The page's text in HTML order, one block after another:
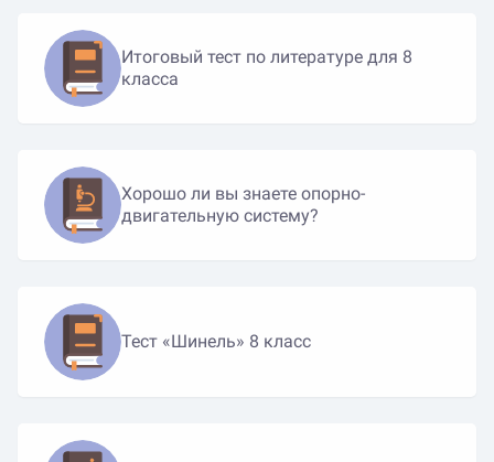
Итоговый тест по литературе для 8
класса
Хорошо ли вы знаете опорно-
двигательную систему?
Тест «Шинель» 8 класс